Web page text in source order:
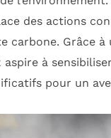
des actions
carbone. Grâce
aspire à
pour un